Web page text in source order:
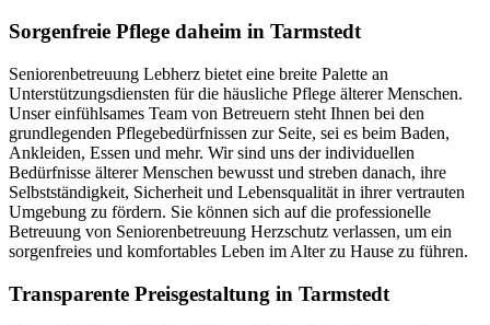
Sorgenfreie Pflege daheim in Tarmstedt
Seniorenbetreuung Lebherz bietet eine breite Palette an
Unterstützungsdiensten für die häusliche Pflege älterer Menschen.
Unser einfühlsames Team von Betreuern steht Ihnen bei den
grundlegenden Pflegebedürfnissen zur Seite, sei es beim Baden,
Ankleiden, Essen und mehr. Wir sind uns der individuellen
Bedürfnisse älterer Menschen bewusst und streben danach, ihre
Selbstständigkeit, Sicherheit und Lebensqualität in ihrer vertrauten
Umgebung zu fördern. Sie können sich auf die professionelle
Betreuung von Seniorenbetreuung Herzschutz verlassen, um ein
sorgenfreies und komfortables Leben im Alter zu Hause zu führen.
Transparente Preisgestaltung in Tarmstedt